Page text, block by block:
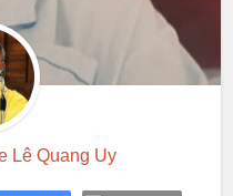
Lê Quang Uy